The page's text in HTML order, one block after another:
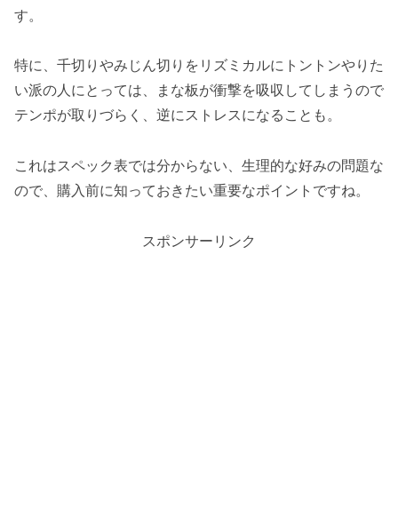
す。
特に、千切りやみじん切りをリズミカルにトントンやりた
い派の人にとっては、まな板が衝撃を吸収してしまうので
テンポが取りづらく、逆にストレスになることも。
これはスペック表では分からない、生理的な好みの問題な
ので、購入前に知っておきたい重要なポイントですね。
スポンサーリンク